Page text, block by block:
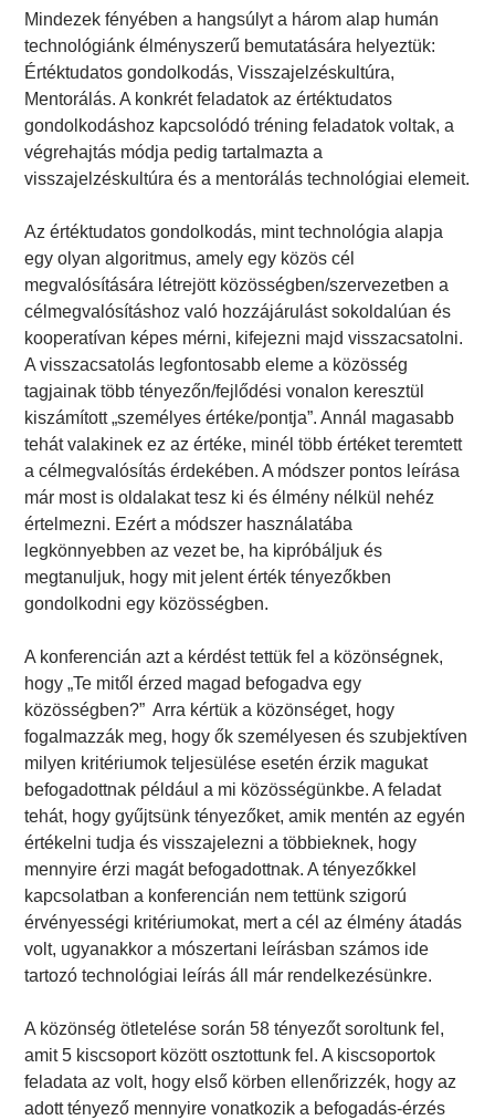
Mindezek fényében a hangsúlyt a három alap humán
technológiánk élményszerű bemutatására helyeztük:
Értéktudatos gondolkodás, Visszajelzéskultúra,
Mentorálás. A konkrét feladatok az értéktudatos
gondolkodáshoz kapcsolódó tréning feladatok voltak, a
végrehajtás módja pedig tartalmazta a
visszajelzéskultúra és a mentorálás technológiai elemeit.
Az értéktudatos gondolkodás, mint technológia alapja
egy olyan algoritmus, amely egy közös cél
megvalósítására létrejött közösségben/szervezetben a
célmegvalósításhoz való hozzájárulást sokoldalúan és
kooperatívan képes mérni, kifejezni majd visszacsatolni.
A visszacsatolás legfontosabb eleme a közösség
tagjainak több tényezőn/fejlődési vonalon keresztül
kiszámított „személyes értéke/pontja”. Annál magasabb
tehát valakinek ez az értéke, minél több értéket teremtett
a célmegvalósítás érdekében. A módszer pontos leírása
már most is oldalakat tesz ki és élmény nélkül nehéz
értelmezni. Ezért a módszer használatába
legkönnyebben az vezet be, ha kipróbáljuk és
megtanuljuk, hogy mit jelent érték tényezőkben
gondolkodni egy közösségben.
A konferencián azt a kérdést tettük fel a közönségnek,
hogy „Te mitől érzed magad befogadva egy
közösségben?” Arra kértük a közönséget, hogy
fogalmazzák meg, hogy ők személyesen és szubjektíven
milyen kritériumok teljesülése esetén érzik magukat
befogadottnak például a mi közösségünkbe. A feladat
tehát, hogy gyűjtsünk tényezőket, amik mentén az egyén
értékelni tudja és visszajelezni a többieknek, hogy
mennyire érzi magát befogadottnak. A tényezőkkel
kapcsolatban a konferencián nem tettünk szigorú
érvényességi kritériumokat, mert a cél az élmény átadás
volt, ugyanakkor a mószertani leírásban számos ide
tartozó technológiai leírás áll már rendelkezésünkre.
A közönség ötletelése során 58 tényezőt soroltunk fel,
amit 5 kiscsoport között osztottunk fel. A kiscsoportok
feladata az volt, hogy első körben ellenőrizzék, hogy az
adott tényező mennyire vonatkozik a befogadás-érzés